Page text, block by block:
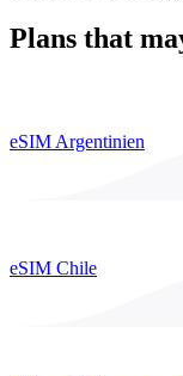
Plans that
eSIM Argentinien
eSIM Chile